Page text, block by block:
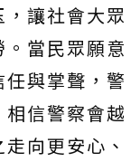
讓社會大眾
當民眾願意
與掌聲，警
信警察會越
向更安心、